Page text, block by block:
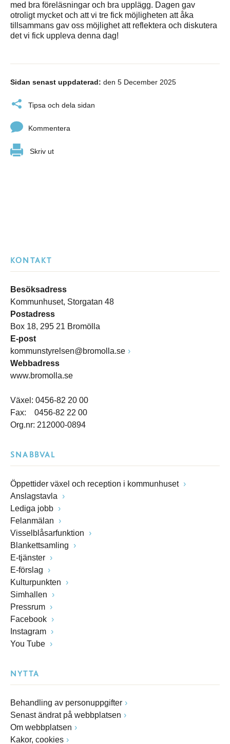
med bra föreläsningar och bra upplägg. Dagen gav
otroligt mycket och att vi tre fick möjligheten att åka
tillsammans gav oss möjlighet att reflektera och diskutera
det vi fick uppleva denna dag!
Sidan senast uppdaterad: den 5 December 2025
Tipsa och dela sidan
Kommentera
Skriv ut
KONTAKT
Besöksadress
Kommunhuset, Storgatan 48
Postadress
Box 18, 295 21 Bromölla
E-post
kommunstyrelsen@bromolla.se
Webbadress
www.bromolla.se
Växel: 0456-82 20 00
Fax: 0456-82 22 00
Org.nr: 212000-0894
SNABBVAL
Öppettider växel och reception i kommunhuset
Anslagstavla
Lediga jobb
Felanmälan
Visselblåsarfunktion
Blankettsamling
E-tjänster
E-förslag
Kulturpunkten
Simhallen
Pressrum
Facebook
Instagram
You Tube
NYTTA
Behandling av personuppgifter
Senast ändrat på webbplatsen
Om webbplatsen
Kakor, cookies